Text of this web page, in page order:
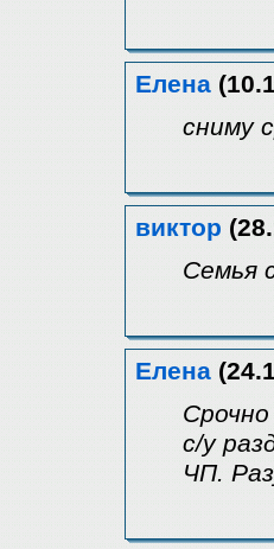
Елена
сниму
виктор
Семья
Елена
с/у
ЧП.